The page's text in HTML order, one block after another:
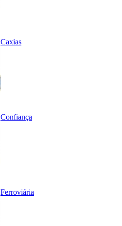
Caxias
Confiança
Ferroviária